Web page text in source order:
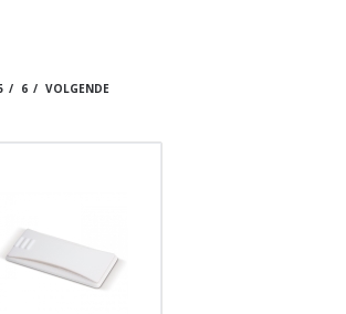
6 VOLGENDE